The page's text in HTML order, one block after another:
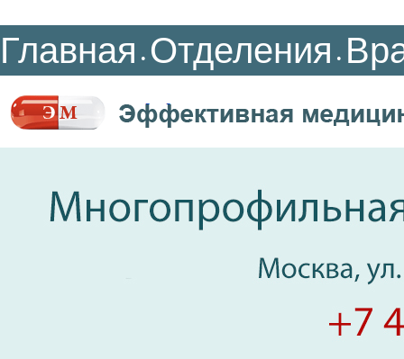
Главная • Отделения •